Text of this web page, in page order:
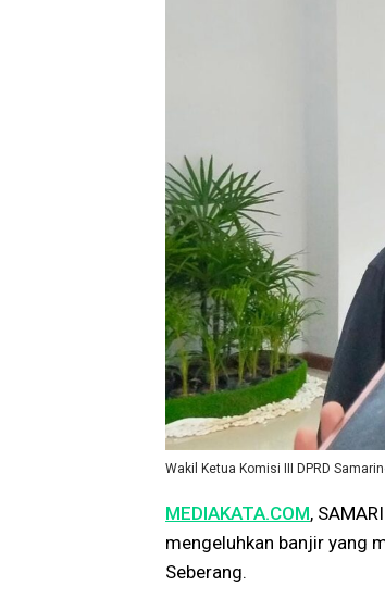
Wakil Ketua Komisi III DPRD
MEDIAKATA.COM,
mengeluhkan banjir yang
Seberang.